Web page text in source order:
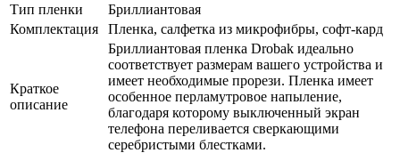
Тип пленки
Бриллиантовая
Комплектация
Пленка, салфетка из микрофибры, софт-кард
Краткое
описание
Бриллиантовая пленка Drobak идеально
соответствует размерам вашего устройства и
имеет необходимые прорези. Пленка имеет
особенное перламутровое напыление,
благодаря которому выключенный экран
телефона переливается сверкающими
серебристыми блестками.